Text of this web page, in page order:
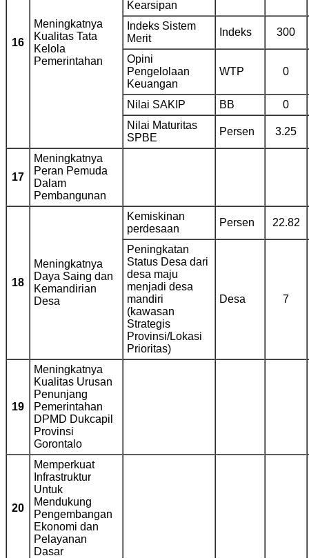
16
Meningkatnya
Kualitas Tata
Kelola
Pemerintahan
Kearsipan
Indeks Sistem
Merit
Indeks 300
Opini
Pengelolaan
Keuangan
WTP 0
Nilai SAKIP BB
0
Nilai Maturitas
SPBE
Persen 3.25
17
Meningkatnya
Peran Pemuda
Dalam
Pembangunan
18
Meningkatnya
Daya Saing dan
Kemandirian
Desa
Kemiskinan
perdesaan
Persen 22.82
Peningkatan
Status Desa dari
desa maju
menjadi desa
mandiri
(kawasan
Strategis
Provinsi/Lokasi
Prioritas)
Desa 7
19
Meningkatnya
Kualitas Urusan
Penunjang
Pemerintahan
DPMD Dukcapil
Provinsi
Gorontalo
20
Memperkuat
Infrastruktur
Untuk
Mendukung
Pengembangan
Ekonomi dan
Pelayanan
Dasar